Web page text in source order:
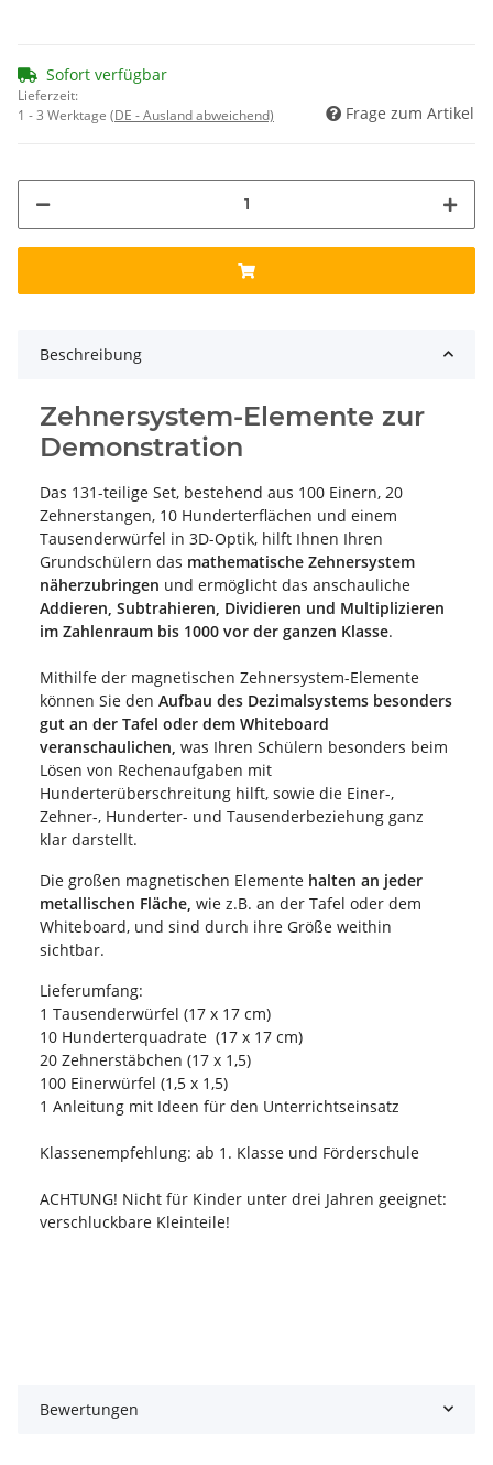
Sofort verfügbar
Lieferzeit:
1 - 3 Werktage (DE - Ausland abweichend) Frage zum Artikel
Beschreibung
Zehnersystem-Elemente zur
Demonstration
Das 131-teilige Set, bestehend aus 100 Einern, 20
Zehnerstangen, 10 Hunderterflächen und einem
Tausenderwürfel in 3D-Optik, hilft Ihnen Ihren
Grundschülern das mathematische Zehnersystem
näherzubringen und ermöglicht das anschauliche
Addieren, Subtrahieren, Dividieren und Multiplizieren
im Zahlenraum bis 1000 vor der ganzen Klasse.
Mithilfe der magnetischen Zehnersystem-Elemente
können Sie den Aufbau des Dezimalsystems besonders
gut an der Tafel oder dem Whiteboard
veranschaulichen, was Ihren Schülern besonders beim
Lösen von Rechenaufgaben mit
Hunderterüberschreitung hilft, sowie die Einer-,
Zehner-, Hunderter- und Tausenderbeziehung ganz
klar darstellt.
Die großen magnetischen Elemente halten an jeder
metallischen Fläche, wie z.B. an der Tafel oder dem
Whiteboard, und sind durch ihre Größe weithin
sichtbar.
Lieferumfang:
1 Tausenderwürfel (17 x 17 cm)
10 Hunderterquadrate (17 x 17 cm)
20 Zehnerstäbchen (17 x 1,5)
100 Einerwürfel (1,5 x 1,5)
1 Anleitung mit Ideen für den Unterrichtseinsatz
Klassenempfehlung: ab 1. Klasse und Förderschule
ACHTUNG! Nicht für Kinder unter drei Jahren geeignet:
verschluckbare Kleinteile!
Bewertungen